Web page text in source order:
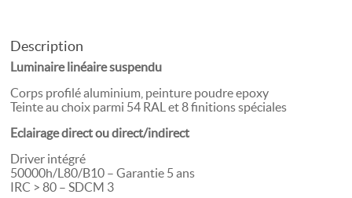
Description
Luminaire linéaire suspendu
Corps profilé aluminium, peinture poudre epoxy
Teinte au choix parmi 54 RAL et 8 finitions spéciales
Eclairage direct ou direct/indirect
Driver intégré
50000h/L80/B10 – Garantie 5 ans
IRC > 80 – SDCM 3